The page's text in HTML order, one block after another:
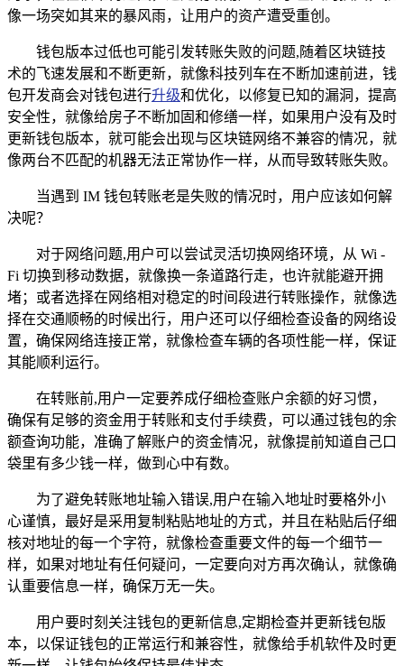
像一场突如其来的暴风雨，让用户的资产遭受重创。
钱包版本过低也可能引发转账失败的问题,随着区块链技
术的飞速发展和不断更新，就像科技列车在不断加速前进，钱
包开发商会对钱包进行升级和优化，以修复已知的漏洞，提高
安全性，就像给房子不断加固和修缮一样，如果用户没有及时
更新钱包版本，就可能会出现与区块链网络不兼容的情况，就
像两台不匹配的机器无法正常协作一样，从而导致转账失败。
当遇到 IM 钱包转账老是失败的情况时，用户应该如何解
决呢？
对于网络问题,用户可以尝试灵活切换网络环境，从 Wi -
Fi 切换到移动数据，就像换一条道路行走，也许就能避开拥
堵；或者选择在网络相对稳定的时间段进行转账操作，就像选
择在交通顺畅的时候出行，用户还可以仔细检查设备的网络设
置，确保网络连接正常，就像检查车辆的各项性能一样，保证
其能顺利运行。
在转账前,用户一定要养成仔细检查账户余额的好习惯，
确保有足够的资金用于转账和支付手续费，可以通过钱包的余
额查询功能，准确了解账户的资金情况，就像提前知道自己口
袋里有多少钱一样，做到心中有数。
为了避免转账地址输入错误,用户在输入地址时要格外小
心谨慎，最好是采用复制粘贴地址的方式，并且在粘贴后仔细
核对地址的每一个字符，就像检查重要文件的每一个细节一
样，如果对地址有任何疑问，一定要向对方再次确认，就像确
认重要信息一样，确保万无一失。
用户要时刻关注钱包的更新信息,定期检查并更新钱包版
本，以保证钱包的正常运行和兼容性，就像给手机软件及时更